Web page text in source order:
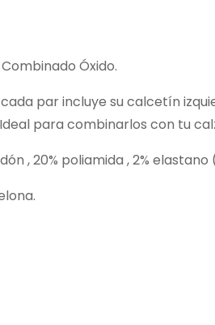
Óxido.
par incluye su calcetín
para combinarlos con tu
, 20% poliamida , 2% elastano